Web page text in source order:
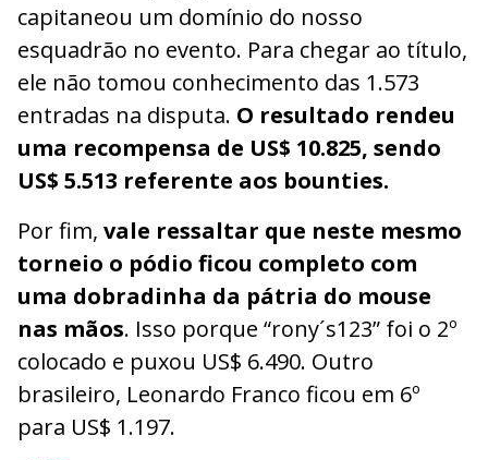
capitaneou um domínio do nosso
esquadrão no evento. Para chegar ao título,
ele não tomou conhecimento das 1.573
entradas na disputa. O resultado rendeu
uma recompensa de US$ 10.825, sendo
US$ 5.513 referente aos bounties.
Por fim, vale ressaltar que neste mesmo
torneio o pódio ficou completo com
uma dobradinha da pátria do mouse
nas mãos. Isso porque “rony´s123” foi o 2º
colocado e puxou US$ 6.490. Outro
brasileiro, Leonardo Franco ficou em 6º
para US$ 1.197.